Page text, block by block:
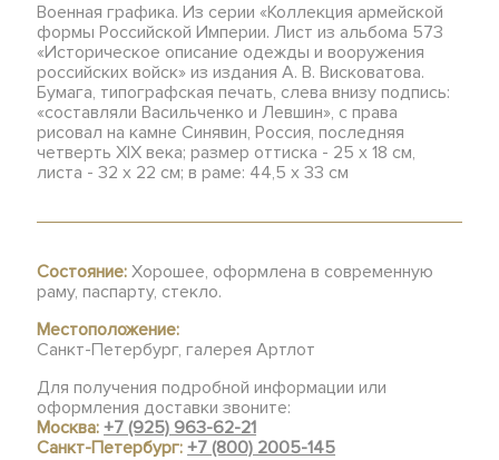
Военная графика. Из серии «Коллекция армейской
формы Российской Империи. Лист из альбома 573
«Историческое описание одежды и вооружения
российских войск» из издания А. В. Висковатова.
Бумага, типографская печать, слева внизу подпись:
«составляли Васильченко и Левшин», с права
рисовал на камне Синявин, Россия, последняя
четверть XIX века; размер оттиска - 25 х 18 см,
листа - 32 х 22 см; в раме: 44,5 х 33 см
Состояние: Хорошее, оформлена в современную
раму, паспарту, стекло.
Местоположение:
Санкт-Петербург, галерея Артлот
Для получения подробной информации или
оформления доставки звоните:
Москва:+7 (925) 963-62-21
Санкт-Петербург:+7 (800) 2005-145